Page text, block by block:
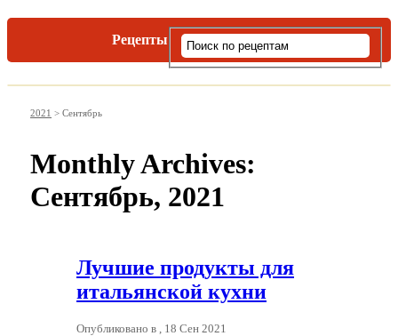
Рецепты
2021 > Сентябрь
Monthly Archives:
Сентябрь, 2021
Лучшие продукты для
итальянской кухни
Опубликовано в , 18 Сен 2021